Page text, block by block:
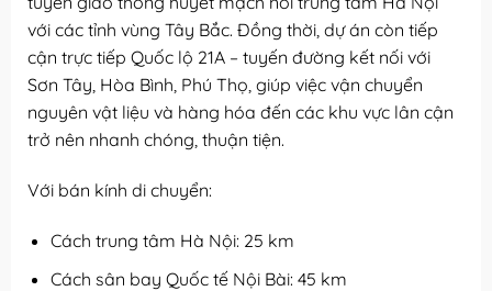
với các tỉnh vùng Tây Bắc. Đồng thời, dự án còn tiếp
cận trực tiếp Quốc lộ 21A – tuyến đường kết nối với
Sơn Tây, Hòa Bình, Phú Thọ, giúp việc vận chuyển
nguyên vật liệu và hàng hóa đến các khu vực lân cận
trở nên nhanh chóng, thuận tiện.
Với bán kính di chuyển:
Cách trung tâm Hà Nội: 25 km
Cách sân bay Quốc tế Nội Bài: 45 km